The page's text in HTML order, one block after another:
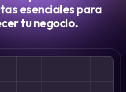
esenciales para
tu negocio.